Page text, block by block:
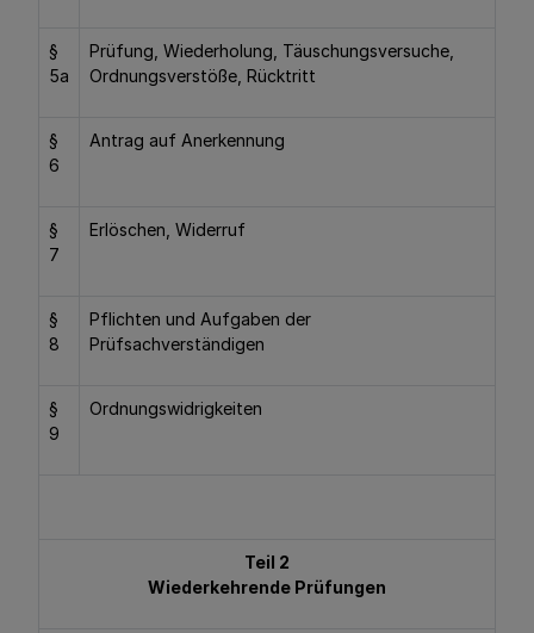
§
5a
Prüfung, Wiederholung, Täuschungsversuche,
Ordnungsverstöße, Rücktritt
§
6
Antrag auf Anerkennung
§
7
Erlöschen, Widerruf
§
8
Pflichten und Aufgaben der
Prüfsachverständigen
§
9
Ordnungswidrigkeiten
Teil 2
Wiederkehrende Prüfungen